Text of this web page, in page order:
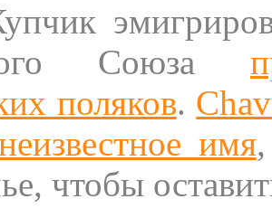
Союза
поляков.
имя
чтобы